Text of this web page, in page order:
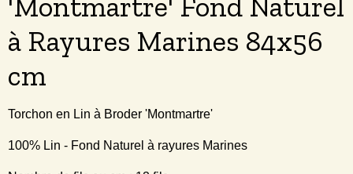
à Rayures Marines 84x56
cm
Torchon en Lin à Broder 'Montmartre'
100% Lin - Fond Naturel à rayures Marines